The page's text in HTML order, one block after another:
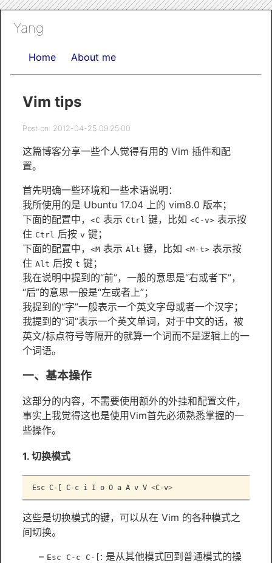
Yang
Home About me
Vim tips
Post on: 2012-04-25 09:25:00
这篇博客分享一些个人觉得有用的 Vim 插件和配
置。
首先明确一些环境和一些术语说明：
我所使用的是 Ubuntu 17.04 上的 vim8.0 版本；
下面的配置中，
<C 表示 Ctrl 键，比如 <C-v> 表示按
住 Ctrl 后按 v 键；
下面的配置中，
<M 表示 Alt 键，比如 <M-t> 表示按
住 Alt 后按 t 键；
我在说明中提到的“前”，一般的意思是“右或者下”，
“后”的意思一般是“左或者上”；
我提到的“字”一般表示一个英文字母或者一个汉字；
我提到的“词”表示一个英文单词，对于中文的话，被
英文/标点符号等隔开的就算一个词而不是逻辑上的一
个词语。
一、基本操作
这部分的内容，不需要使用额外的外挂和配置文件，
事实上我觉得这也是使用Vim首先必须熟悉掌握的一
些操作。
1. 切换模式
Esc C-[ C-c i I o O a A v V <C-v>
这些是切换模式的键，可以从在 Vim 的各种模式之
间切换。
Esc C-c C-[ : 是从其他模式回到普通模式的操